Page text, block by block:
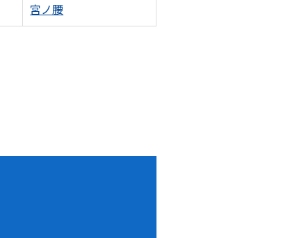
宮ノ腰